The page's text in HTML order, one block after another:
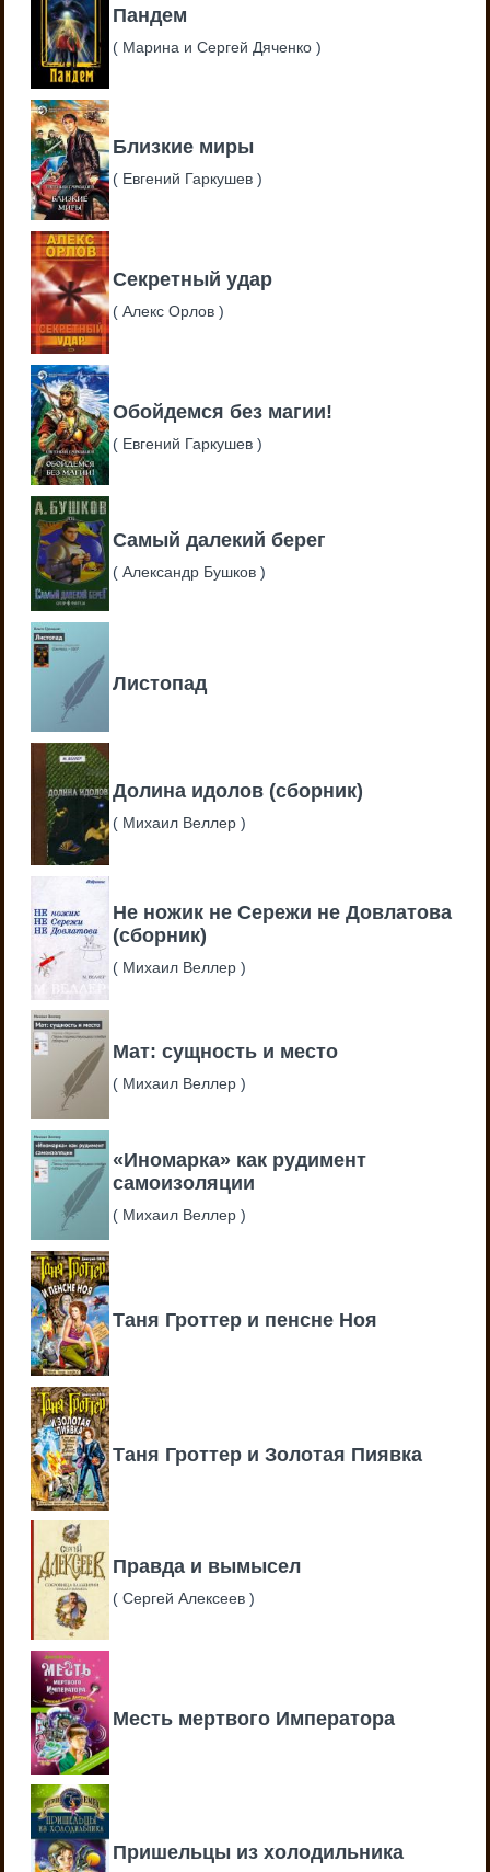
Пандем
( Марина и Сергей Дяченко)
Близкие миры
( Евгений Гаркушев)
Секретный удар
(Алекс Орлов)
Обойдемся без магии!
( Евгений Гаркушев)
Самый далекий берег
(Александр Бушков)
Листопад
Долина идолов (сборник)
( Михаил Веллер)
Не ножик не Сережи не Довлатова
(сборник)
( Михаил Веллер)
Мат: сущность и место
( Михаил Веллер)
«Иномарка» как рудимент
самоизоляции
( Михаил Веллер)
Таня Гроттер и пенсне Ноя
Таня Гроттер и Золотая Пиявка
Правда и вымысел
(Сергей Алексеев)
Месть мертвого Императора
Пришельцы из холодильника